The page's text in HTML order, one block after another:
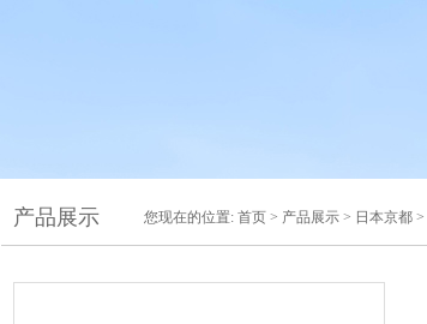
产品展示 您现在的位置: 首页 > 产品展示 > 日本京都 >